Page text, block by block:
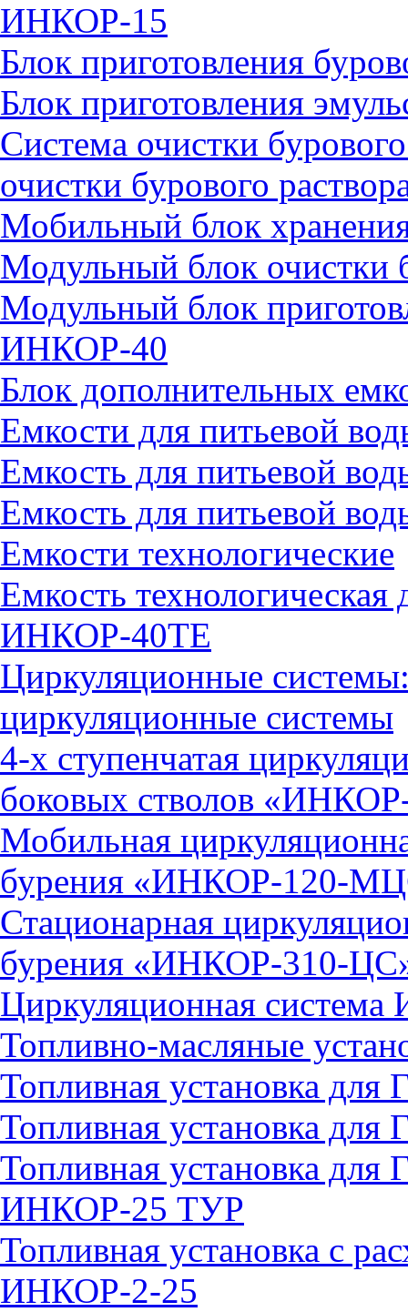
ИНКОР-15
Блок приготовления
Блок приготовления
Система очистки
очистки бурового
Мобильный блок
Модульный блок очистки
Модульный блок
ИНКОР-40
Блок дополнительных
Емкости для питьевой
Емкость для питьевой
Емкость для питьевой
Емкости технологические
Емкость технологическая
ИНКОР-40ТЕ
Циркуляционные
циркуляционные системы
4-х ступенчатая
боковых стволов
Мобильная
бурения «ИНКОР-120-
Стационарная
бурения «ИНКОР-310-
Циркуляционная
Топливно-масляные
Топливная установка
Топливная установка
Топливная установка
ИНКОР-25 ТУР
Топливная установка с
ИНКОР-2-25